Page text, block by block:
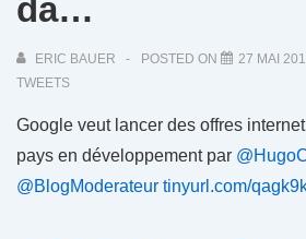
da…
ERIC BAUER POSTED ON 27 MAI
TWEETS
Google veut lancer des offres
pays en développement par
@BlogModerateur tinyurl.com/